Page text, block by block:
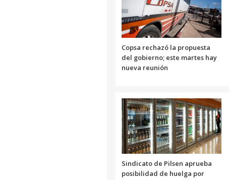
Copsa rechazó la propuesta
del gobierno; este martes hay
nueva reunión
Sindicato de Pilsen aprueba
posibilidad de huelga por